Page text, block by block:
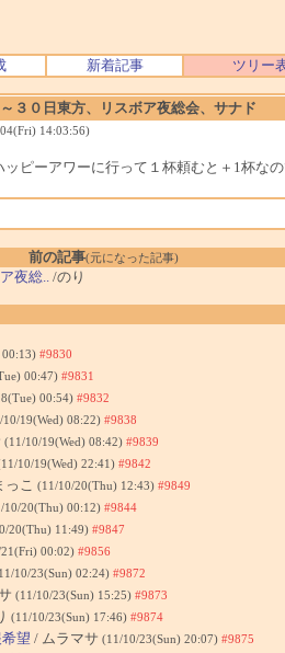
新着記事 ツリー
３０日東方、リスボア夜総会、サナド
14:03:56)
ピーアワーに行って１杯頼むと＋1杯な
前の記事(元になった記事)
夜総.. /のり
#9830
00:47) #9831
00:54) #9832
10/19(Wed) 08:22) #9838
(11/10/19(Wed) 08:42) #9839
10/19(Wed) 22:41) #9842
っこ (11/10/20(Thu) 12:43) #9849
10/20(Thu) 00:12) #9844
20(Thu) 11:49) #9847
00:02) #9856
10/23(Sun) 02:24) #9872
(11/10/23(Sun) 15:25) #9873
(11/10/23(Sun) 17:46) #9874
望 / ムラマサ (11/10/23(Sun) 20:07) #9875